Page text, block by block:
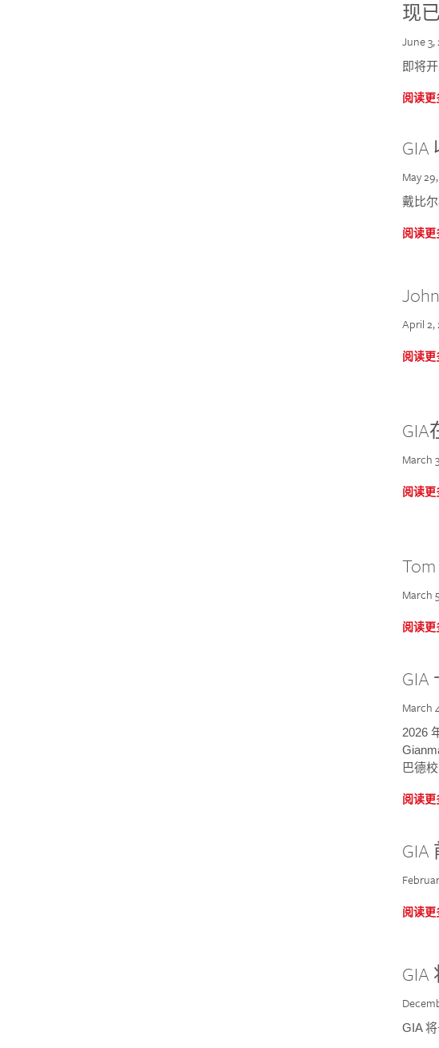
现
June 3,
即将
阅读更
May
戴比
阅读更
April 2,
阅读更
March
阅读更
March
阅读更
March
2026
巴德
阅读更
GIA
阅读更
GIA